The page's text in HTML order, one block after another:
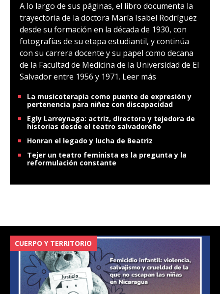
A lo largo de sus páginas, el libro documenta la
trayectoria de la doctora María Isabel Rodríguez
desde su formación en la década de 1930, con
fotografías de su etapa estudiantil, y continúa
con su carrera docente y su papel como decana
de la Facultad de Medicina de la Universidad de El
Salvador entre 1956 y 1971. Leer más
La musicoterapia como puente de expresión y
pertenencia para niñez con discapacidad
Egly Larreynaga: actriz, directora y tejedora de
historias desde el teatro salvadoreño
Honran el legado y lucha de Beatriz
Tejer un teatro feminista es la pregunta y la
reformulación constante
CUERPO Y TERRITORIO